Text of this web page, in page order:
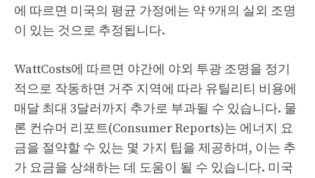
에 따르면 미국의 평균 가정에는 약 9개의 실외 조명
이 있는 것으로 추정됩니다.
WattCosts에 따르면 야간에 야외 투광 조명을 정기
적으로 작동하면 거주 지역에 따라 유틸리티 비용에
매달 최대 3달러까지 추가로 부과될 수 있습니다. 물
론 컨슈머 리포트(Consumer Reports)는 에너지 요
금을 절약할 수 있는 몇 가지 팁을 제공하며, 이는 추
가 요금을 상쇄하는 데 도움이 될 수 있습니다. 미국